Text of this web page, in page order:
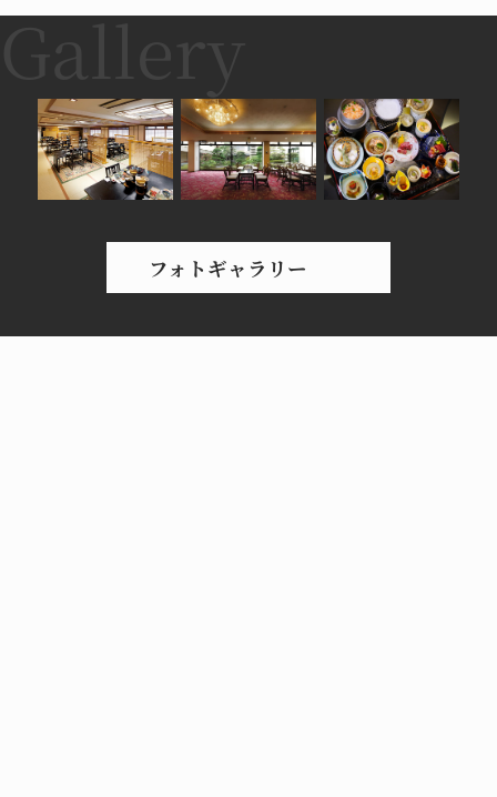
フォトギャラリー